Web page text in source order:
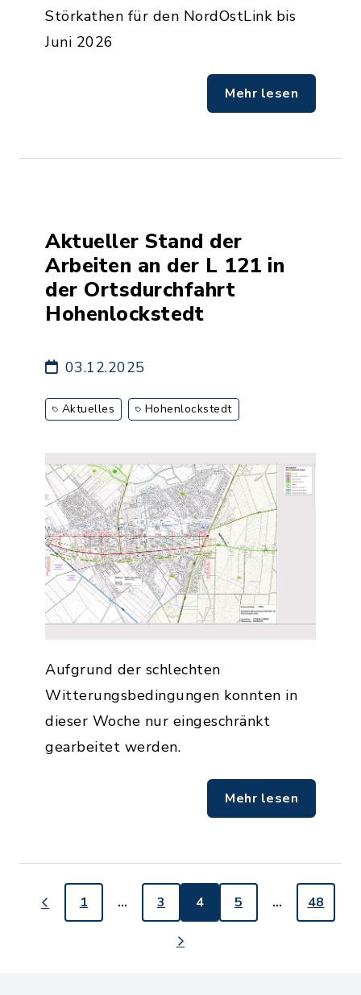
Störkathen für den NordOstLink bis
Juni 2026
Mehr lesen
Aktueller Stand der
Arbeiten an der L 121 in
der Ortsdurchfahrt
Hohenlockstedt
03.12.2025
Aktuelles Hohenlockstedt
Aufgrund der schlechten
Witterungsbedingungen konnten in
dieser Woche nur eingeschränkt
gearbeitet werden.
Mehr lesen
1 … 3 4 5 … 48